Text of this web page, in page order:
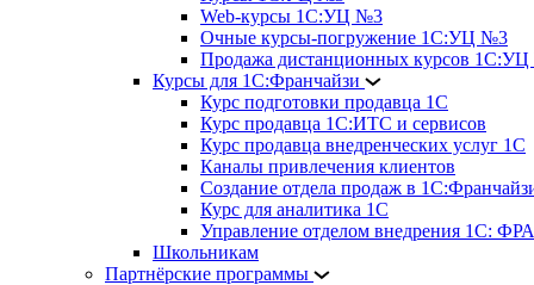
Web-курсы 1С:УЦ №3
Очные курсы-погружение 1С:УЦ №3
Продажа дистанционных курсов
Курсы для 1С:Франчайзи
Курс подготовки продавца 1С
Курс продавца 1С:ИТС и сервисов
Курс продавца внедренческих услуг 1С
Каналы привлечения клиентов
Создание отдела продаж в
Курс для аналитика 1С
Управление отделом внедрения 1С:
Школьникам
Партнёрские программы